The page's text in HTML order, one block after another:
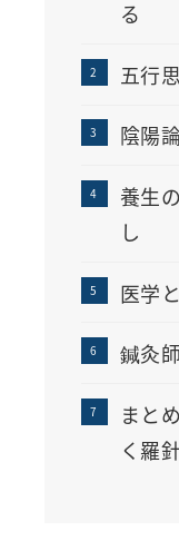
る
五行
陰陽
養生
し
医学
鍼灸
まと
く羅